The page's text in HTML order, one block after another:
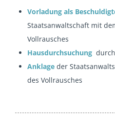
Vorladung als
Staatsanwaltschaft mit
Vollrausches
Hausdurchsuchung
Anklage der
des Vollrausches